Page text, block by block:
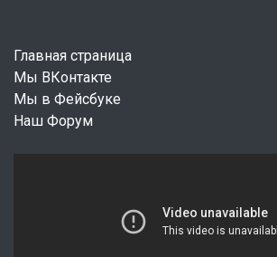
Главная страница
Мы ВКонтакте
Мы в Фейсбуке
Наш Форум